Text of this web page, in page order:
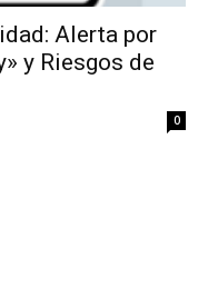
Alerta por
y Riesgos de
0